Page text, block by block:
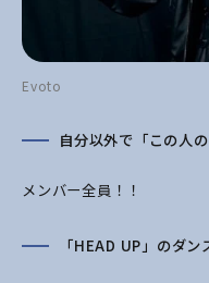
Evoto
自分以外で「この人
メンバー全員！！
「HEAD UP」のダ